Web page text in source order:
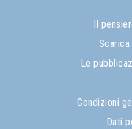
Il
Le
Condizioni
Dati